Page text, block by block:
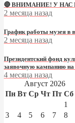
🔴 ВНИМАНИЕ! У
2 месяца назад
График работы музея в
2 месяца назад
Президентский фонд
заявочную кампанию на
4 месяца назад
Август 2026
Пн Вт Ср Чт Пт Сб
1
3
4 5 6 7 8